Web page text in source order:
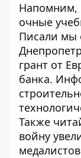
Напомним,
очные
Писали мы
грант от
банка.
Также
войну